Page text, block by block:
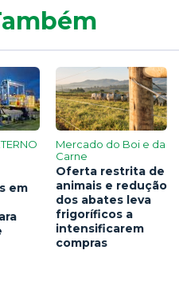
em
Mercado do Boi e da
Carne
Oferta restrita de
animais e redução
dos abates leva
frigoríficos a
intensificarem
compras